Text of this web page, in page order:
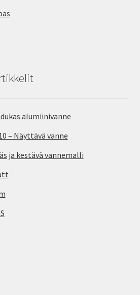
alumiinivanne
– Näyttävä vanne
ja kestävä vannemalli